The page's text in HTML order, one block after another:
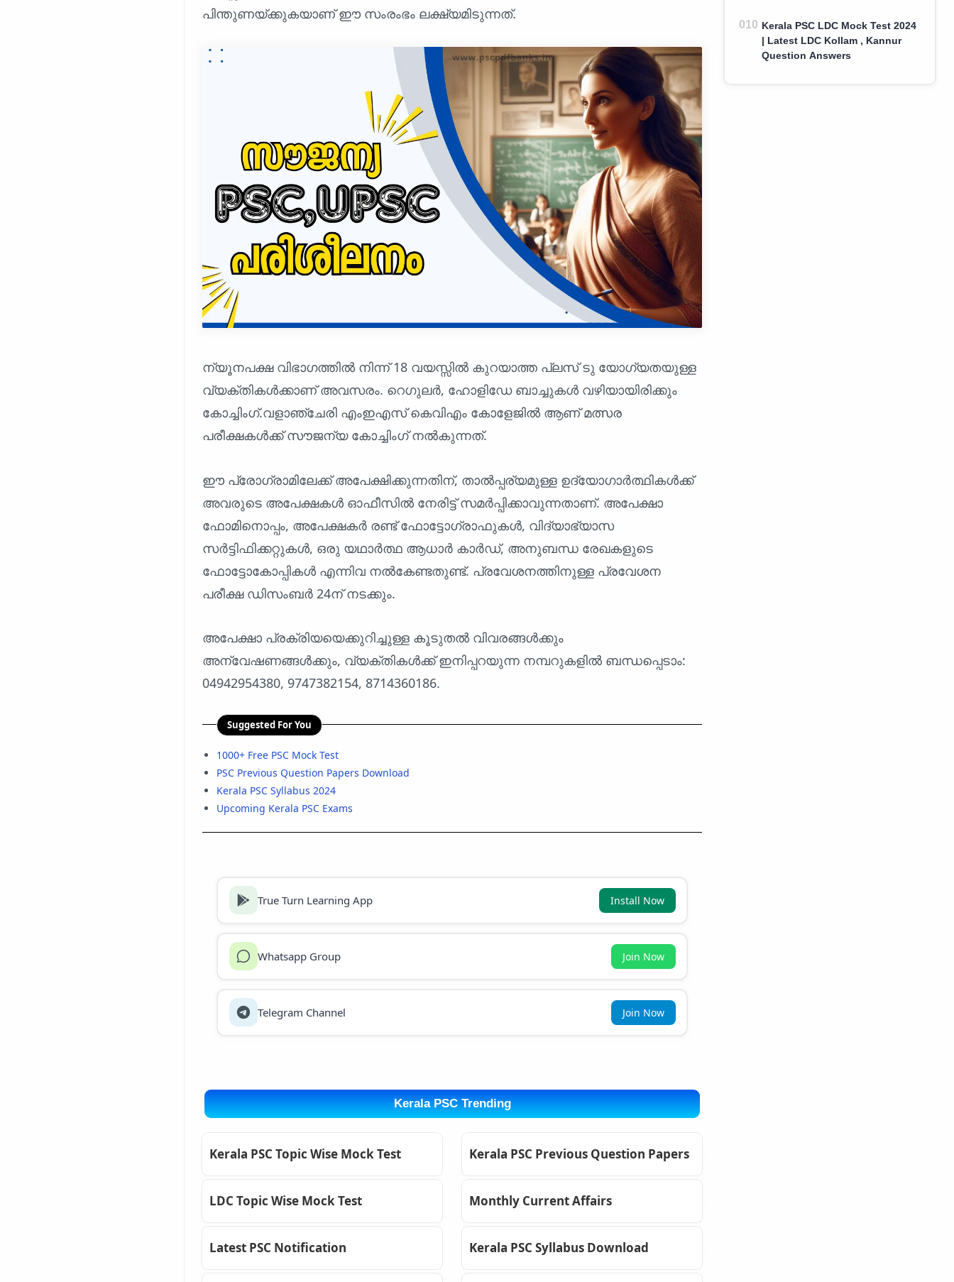
പിന്തുണയ്ക്കുകയാണ് ഈ സംരംഭം ലക്ഷ്യമിടുന്നത്.
ന്യൂനപക്ഷ വിഭാഗത്തിൽ നിന്ന് 18 വയസ്സിൽ കുറയാത്ത പ്ലസ് ടു യോഗ്യതയുള്ള
വ്യക്തികൾക്കാണ് അവസരം. റെഗുലർ, ഹോളിഡേ ബാച്ചുകൾ വഴിയായിരിക്കും
കോച്ചിംഗ്.വളാഞ്ചേരി എംഇഎസ് കെവിഎം കോളേജിൽ ആണ് മത്സര
പരീക്ഷകൾക്ക് സൗജന്യ കോച്ചിംഗ് നൽകുന്നത്.
ഈ പ്രോഗ്രാമിലേക്ക് അപേക്ഷിക്കുന്നതിന്, താൽപ്പര്യമുള്ള ഉദ്യോഗാർത്ഥികൾക്ക്
അവരുടെ അപേക്ഷകൾ ഓഫീസിൽ നേരിട്ട് സമർപ്പിക്കാവുന്നതാണ്. അപേക്ഷാ
ഫോമിനൊപ്പം, അപേക്ഷകർ രണ്ട് ഫോട്ടോഗ്രാഫുകൾ, വിദ്യാഭ്യാസ
സർട്ടിഫിക്കറ്റുകൾ, ഒരു യഥാർത്ഥ ആധാർ കാർഡ്, അനുബന്ധ രേഖകളുടെ
ഫോട്ടോകോപ്പികൾ എന്നിവ നൽകേണ്ടതുണ്ട്. പ്രവേശനത്തിനുള്ള പ്രവേശന
പരീക്ഷ ഡിസംബർ 24ന് നടക്കും.
അപേക്ഷാ പ്രക്രിയയെക്കുറിച്ചുള്ള കൂടുതൽ വിവരങ്ങൾക്കും
അന്വേഷണങ്ങൾക്കും, വ്യക്തികൾക്ക് ഇനിപ്പറയുന്ന നമ്പറുകളിൽ ബന്ധപ്പെടാം:
04942954380, 9747382154, 8714360186.
Suggested For You
1000+ Free PSC Mock Test
PSC Previous Question Papers Download
Kerala PSC Syllabus 2024
Upcoming Kerala PSC Exams
True Turn Learning App Install Now
Whatsapp Group Join Now
Telegram Channel Join Now
Kerala PSC Trending
Kerala PSC Topic Wise Mock Test Kerala PSC Previous Question Papers
LDC Topic Wise Mock Test Monthly Current Affairs
Latest PSC Notification Kerala PSC Syllabus Download
Kerala PSC LDC Mock Test 2024
| Latest LDC Kollam , Kannur
Question Answers